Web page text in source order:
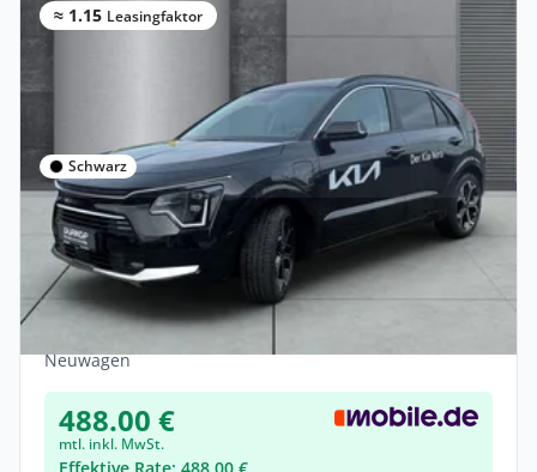
≈ 1.15 Leasingfaktor
Schwarz
Privat
Kia Niro Spirit PHEV Technologie Relax-
Paket Head-up
Automatik •171 PS (126 kW)
Neuwagen
488.00 €
mtl. inkl. MwSt.